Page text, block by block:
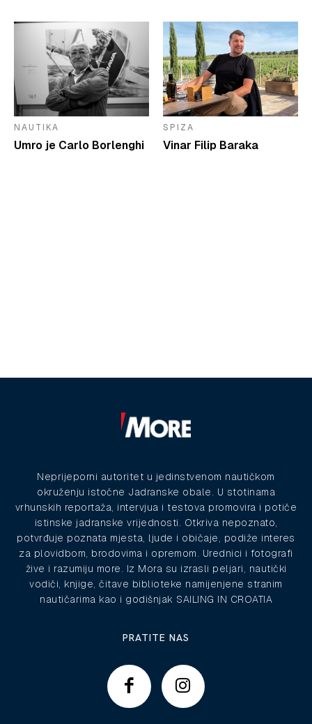
NAUTIKA
Umro je Carlo Borlenghi
SPIZA
Vinar Filip Baraka
Neprijeporni autoritet u jedinstvenom nautičkom
okruženju istočne Jadranske obale. U stotinama
vrhunskih reportaža, intervjua i testova promovira i potiče
istinske jadranske vrijednosti. Otkriva nepoznato,
potvrđuje poznata mjesta, ljude i običaje, podiže interes
za plovidbom, brodovima i opremom. Urednici i fotografi
žive i razumiju more. Iz Mora su izrasli peljari, nautički
vodiči, knjige, čitave biblioteke namijenjene stranim
nautičarima kao i godišnjak SAILING IN CROATIA
PRATITE NAS